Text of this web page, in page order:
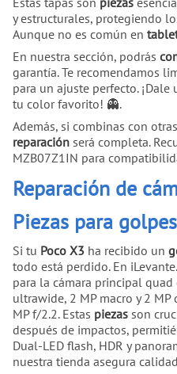
y estructurales, protegiendo
Aunque no es común en
En nuestra sección, podrás
garantía. Te recomendamos
para un ajuste perfecto. ¡Dale
tu color favorito! 👻.
Además, si combinas con otras
reparación será completa.
MZB07Z1IN para
Reparación de
Piezas para
Si tu Poco X3 ha recibido un
todo está perdido. En
para la cámara principal
ultrawide, 2 MP macro y 2
MP f/2.2. Estas piezas son
después de impactos,
Dual-LED flash, HDR y
nuestra tienda asegura